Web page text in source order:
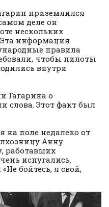
приземлился
деле он
нескольких
информация
правила
чтобы пилоты
внутри
Гагарина о
слова. Этот факт был
на поле недалеко от
Анну
работавших
испугались.
бойтесь, я свой,